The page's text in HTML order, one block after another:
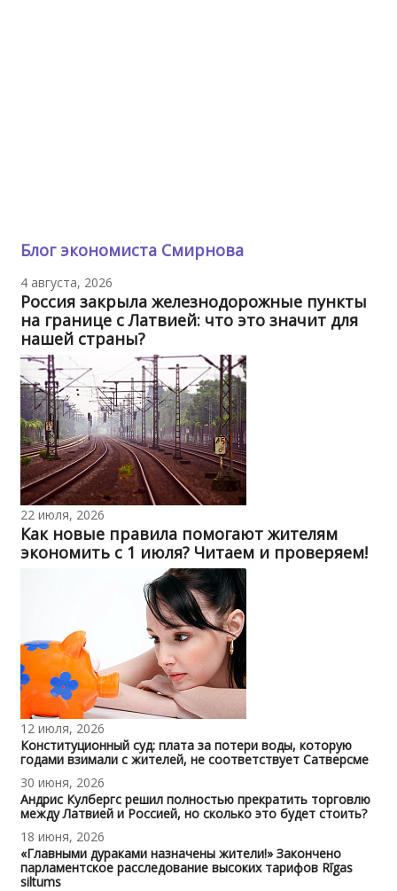
Блог экономиста Смирнова
4 августа, 2026
Россия закрыла железнодорожные пункты
на границе с Латвией: что это значит для
нашей страны?
22 июля, 2026
Как новые правила помогают жителям
экономить с 1 июля? Читаем и проверяем!
12 июля, 2026
Конституционный суд: плата за потери воды, которую
годами взимали с жителей, не соответствует Сатверсме
30 июня, 2026
Андрис Кулбергс решил полностью прекратить торговлю
между Латвией и Россией, но сколько это будет стоить?
18 июня, 2026
«Главными дураками назначены жители!» Закончено
парламентское расследование высоких тарифов Rīgas
siltums